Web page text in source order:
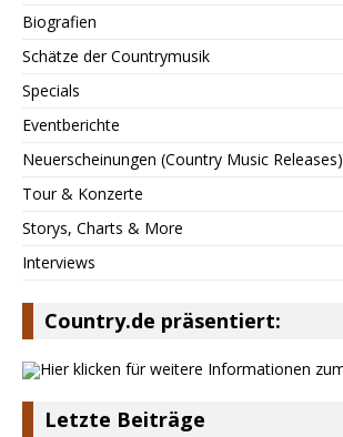
Biografien
Schätze der Countrymusik
Specials
Eventberichte
Neuerscheinungen (Country Music Releases)
Tour & Konzerte
Storys, Charts & More
Interviews
Country.de präsentiert:
Letzte Beiträge